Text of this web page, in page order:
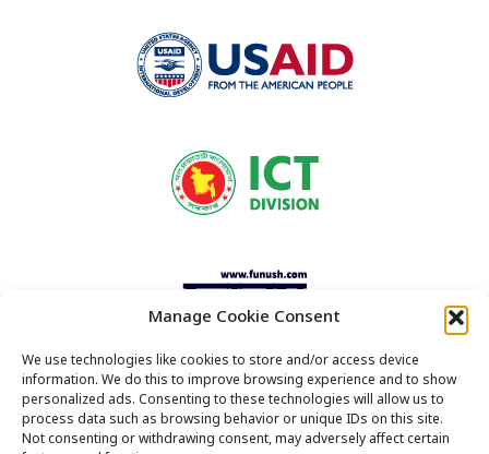
Manage Cookie Consent
We use technologies like cookies to store and/or access device
information. We do this to improve browsing experience and to show
personalized ads. Consenting to these technologies will allow us to
process data such as browsing behavior or unique IDs on this site.
Not consenting or withdrawing consent, may adversely affect certain
This website is made possible by the support of
the American People through the United States